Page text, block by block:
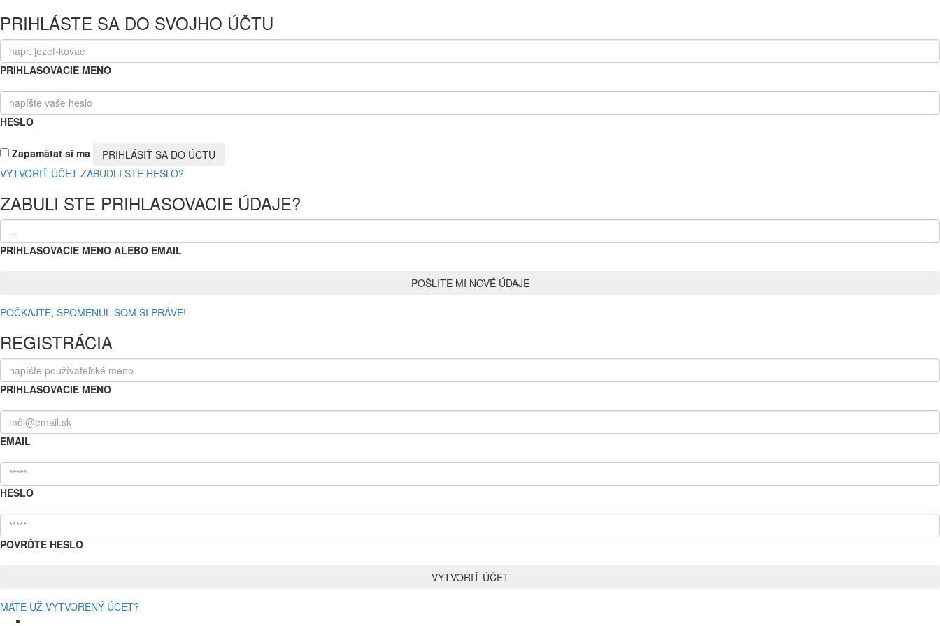
PRIHLÁSTE SA DO SVOJHO ÚČTU
PRIHLASOVACIE MENO
HESLO
Zapamätať si ma
VYTVORIŤ ÚČET ZABUDLI STE HESLO?
ZABULI STE PRIHLASOVACIE ÚDAJE?
PRIHLASOVACIE MENO ALEBO EMAIL
POČKAJTE, SPOMENUL SOM SI PRÁVE!
REGISTRÁCIA
PRIHLASOVACIE MENO
EMAIL
HESLO
POVRĎTE HESLO
MÁTE UŽ VYTVORENÝ ÚČET?